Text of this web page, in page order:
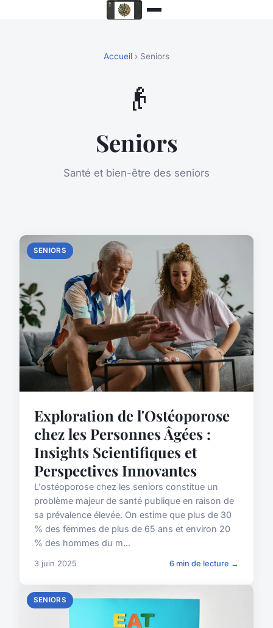
Accueil › Seniors
👴
Seniors
Santé et bien-être des seniors
SENIORS
Exploration de l'Ostéoporose
chez les Personnes Âgées :
Insights Scientifiques et
Perspectives Innovantes
L'ostéoporose chez les seniors constitue un
problème majeur de santé publique en raison de
sa prévalence élevée. On estime que plus de 30
% des femmes de plus de 65 ans et environ 20
% des hommes du m...
3 juin 2025 6 min de lecture →
SENIORS